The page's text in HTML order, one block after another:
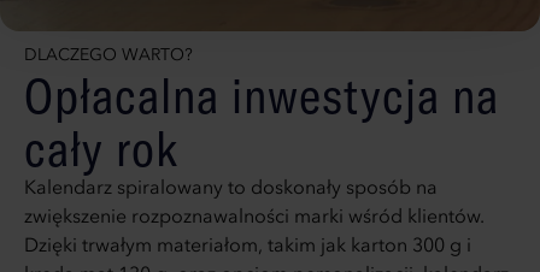
DLACZEGO WARTO?
Opłacalna inwestycja na
cały rok
Kalendarz spiralowany to doskonały sposób na
zwiększenie rozpoznawalności marki wśród klientów.
Dzięki trwałym materiałom, takim jak karton 300 g i